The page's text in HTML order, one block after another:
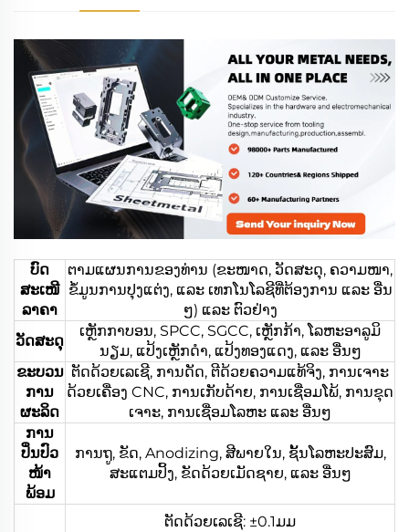
ບົດ
ສະເໜີ
ລາຄາ
ຕາມແຜນການຂອງທ່ານ (ຂະໜາດ, ວັດສະດຸ, ຄວາມໜາ,
ຂໍ້ມູນການປຸງແຕ່ງ, ແລະ ເທກໂນໂລຊີທີ່ຕ້ອງການ ແລະ ອື່ນ
ໆ) ແລະ ຕົວຢ່າງ
ວັດສະດຸ
ເຫຼັກກາບອນ, SPCC, SGCC, ເຫຼັກກ້າ, ໂລຫະອາລູມິ
ນຽມ, ແປ້ງເຫຼັກດຳ, ແປ້ງທອງແດງ, ແລະ ອື່ນໆ
ຂະບວນ
ການ
ຜະລິດ
ຕັດດ້ວຍເລເຊີ, ການດັດ, ຕີດ້ວຍຄວາມແທ້ຈິງ, ການເຈາະ
ດ້ວຍເຄື່ອງ CNC, ການເກັບດ້າຍ, ການເຊື່ອມໂພ້, ການຂຸດ
ເຈາະ, ການເຊື່ອມໂລຫະ ແລະ ອື່ນໆ
ການ
ປິ່ນປົວ
ໜ້າ
ພ້ອມ
ການຖູ, ຂັດ, Anodizing, ສີພາຍໃນ, ຊັ້ນໂລຫະປະສົມ,
ສະແຕມປິ້ງ, ຂັດດ້ວຍເມັດຊາຍ, ແລະ ອື່ນໆ
ຕັດດ້ວຍເລເຊີ: ±0.1ມມ